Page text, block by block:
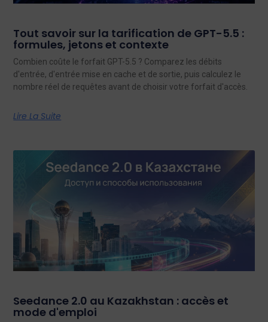
Tout savoir sur la tarification de GPT-5.5 :
formules, jetons et contexte
Combien coûte le forfait GPT-5.5 ? Comparez les débits
d'entrée, d'entrée mise en cache et de sortie, puis calculez le
nombre réel de requêtes avant de choisir votre forfait d'accès.
Lire La Suite
Seedance 2.0 au Kazakhstan : accès et
mode d'emploi